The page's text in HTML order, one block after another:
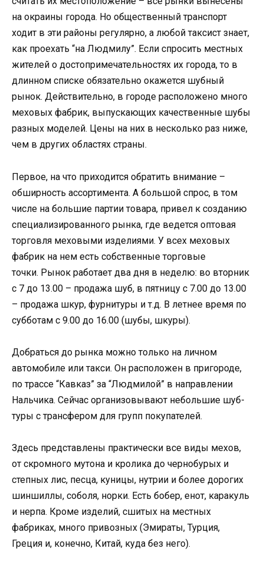
на окраины города. Но общественный транспорт
ходит в эти районы регулярно, а любой таксист знает,
как проехать “на Людмилу”. Если спросить местных
жителей о достопримечательностях их города, то в
длинном списке обязательно окажется шубный
рынок. Действительно, в городе расположено много
меховых фабрик, выпускающих качественные шубы
разных моделей. Цены на них в несколько раз ниже,
чем в других областях страны.
Первое, на что приходится обратить внимание –
обширность ассортимента. А большой спрос, в том
числе на большие партии товара, привел к созданию
специализированного рынка, где ведется оптовая
торговля меховыми изделиями. У всех меховых
фабрик на нем есть собственные торговые
точки. Рынок работает два дня в неделю: во вторник
с 7 до 13.00 – продажа шуб, в пятницу с 7.00 до 13.00
– продажа шкур, фурнитуры и т.д. В летнее время по
субботам с 9.00 до 16.00 (шубы, шкуры).
Добраться до рынка можно только на личном
автомобиле или такси. Он расположен в пригороде,
по трассе “Кавказ” за “Людмилой” в направлении
Нальчика. Сейчас организовывают небольшие шуб-
туры с трансфером для групп покупателей.
Здесь представлены практически все виды мехов,
от скромного мутона и кролика до чернобурых и
степных лис, песца, куницы, нутрии и более дорогих
шиншиллы, соболя, норки. Есть бобер, енот, каракуль
и нерпа. Кроме изделий, сшитых на местных
фабриках, много привозных (Эмираты, Турция,
Греция и, конечно, Китай, куда без него).